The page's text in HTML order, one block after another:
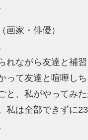
（画家・俳優）
れながら友達と補
って友達と喧嘩しち
と、私がやってみ
私は全部できずに